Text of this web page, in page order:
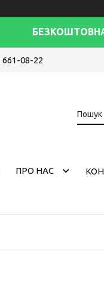
БЕЗКОШТОВНА
661-08-22
ПРО НАС